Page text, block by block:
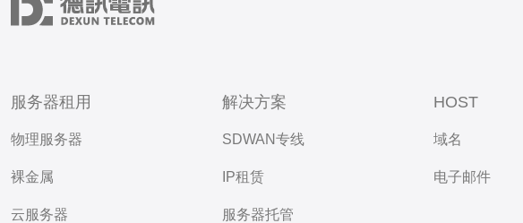
服务器租用
物理服务器
裸金属
云服务器
解决方案
SDWAN专线
IP租赁
服务器托管
HOST
域名
电子邮件